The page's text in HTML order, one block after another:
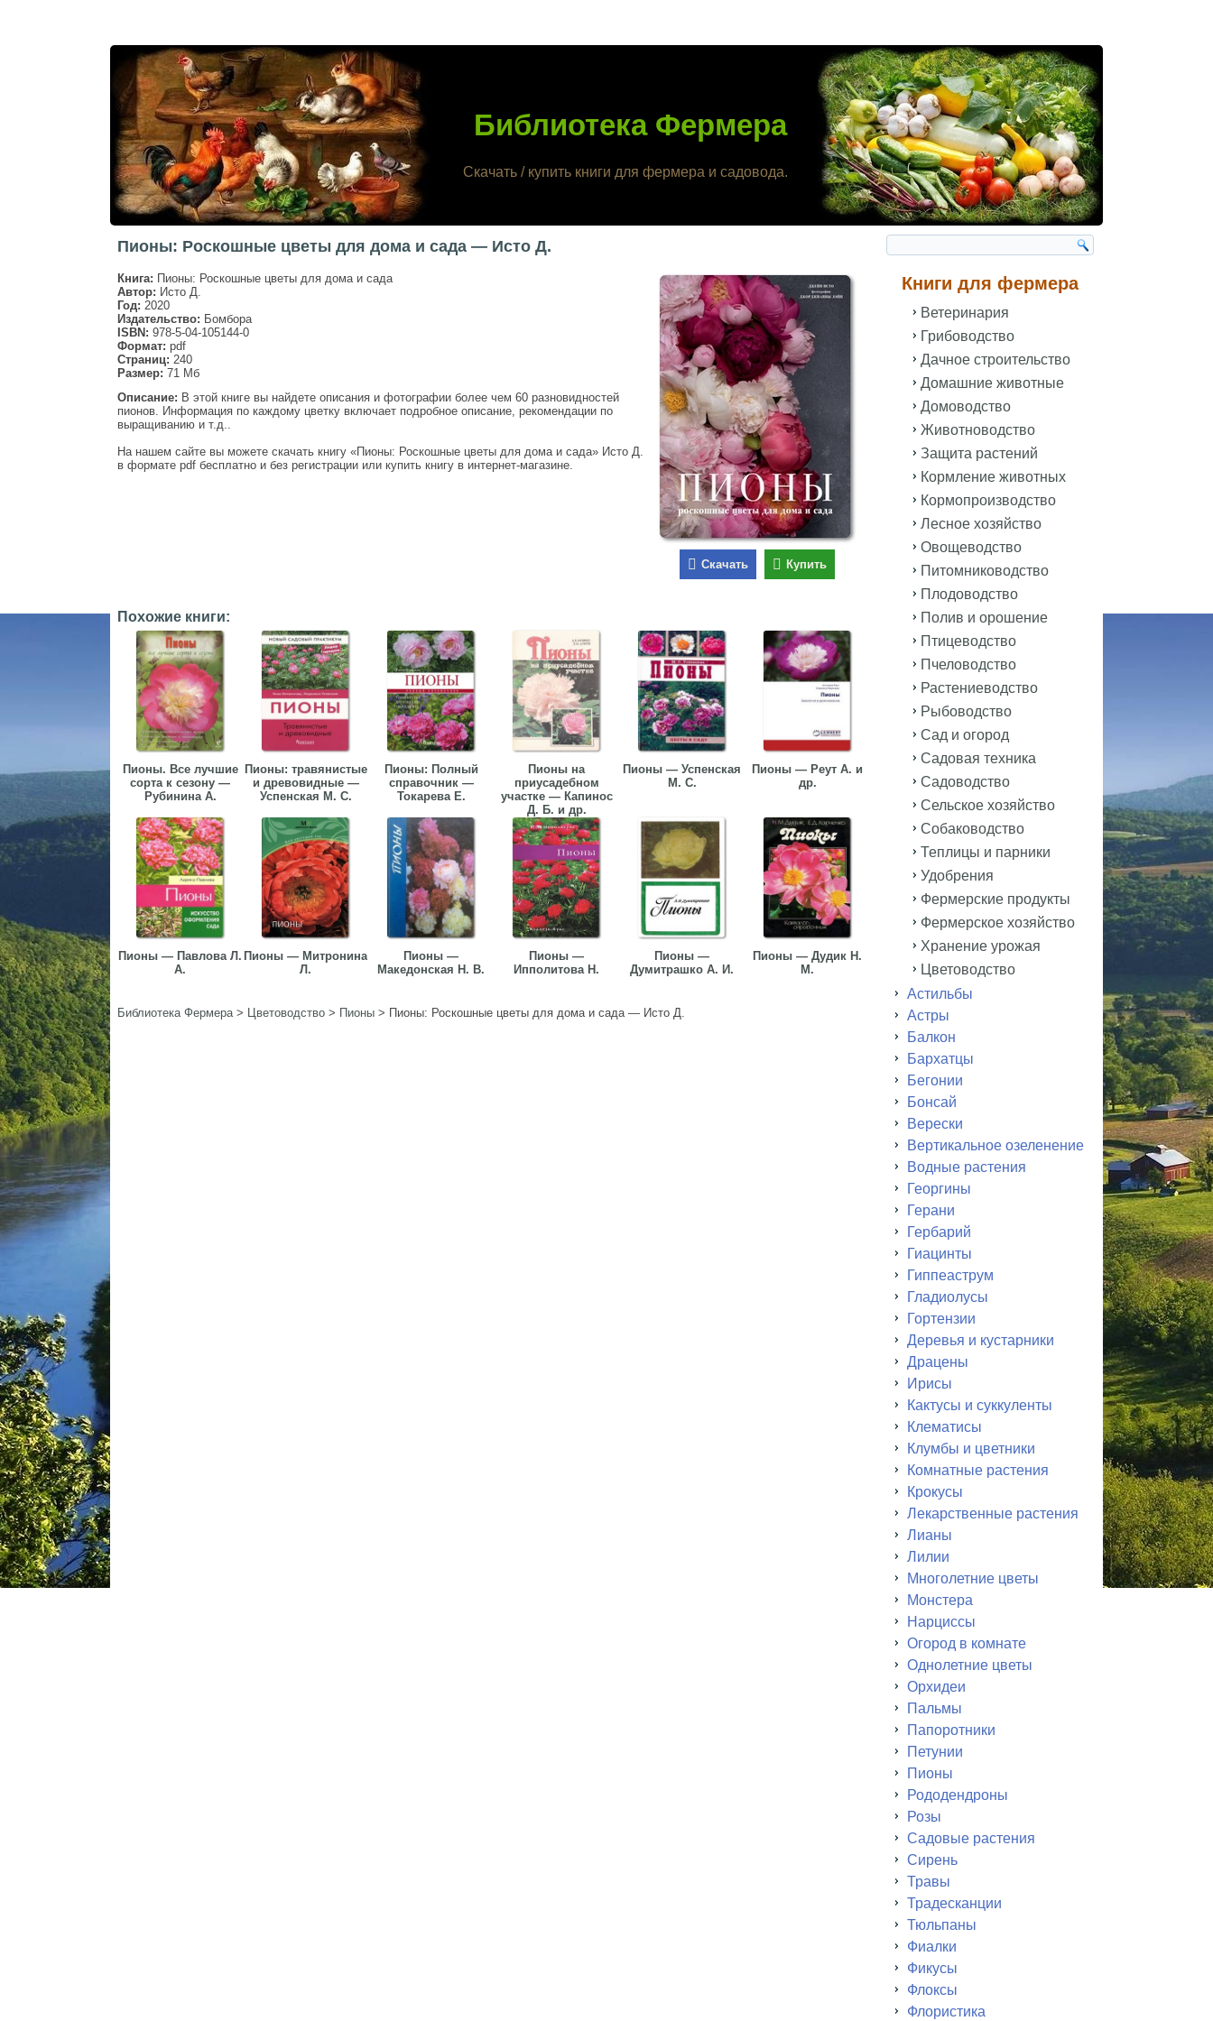
Библиотека Фермера
Скачать / купить книги для фермера и садовода.
Пионы: Роскошные цветы для дома и сада — Исто Д.
Скачать Купить
Книга: Пионы: Роскошные цветы для дома и сада
Автор: Исто Д.
Год: 2020
Издательство: Бомбора
ISBN: 978-5-04-105144-0
Формат: pdf
Страниц: 240
Размер: 71 Мб
Описание: В этой книге вы найдете описания и фотографии более чем 60 разновидностей
пионов. Информация по каждому цветку включает подробное описание, рекомендации по
выращиванию и т.д..
На нашем сайте вы можете скачать книгу «Пионы: Роскошные цветы для дома и сада» Исто Д.
в формате pdf бесплатно и без регистрации или купить книгу в интернет-магазине.
Похожие книги:
Пионы. Все лучшие
сорта к сезону —
Рубинина А.
Пионы: травянистые
и древовидные —
Успенская М. С.
Пионы: Полный
справочник —
Токарева Е.
Пионы на
приусадебном
участке — Капинос
Д. Б. и др.
Пионы — Успенская
М. С.
Пионы — Реут А. и
др.
Пионы — Павлова Л.
А.
Пионы — Митронина
Л.
Пионы —
Македонская Н. В.
Пионы —
Ипполитова Н.
Пионы —
Думитрашко А. И.
Пионы — Дудик Н.
М.
Библиотека Фермера> Цветоводство > Пионы > Пионы: Роскошные цветы для дома и сада — Исто Д.
Книги для фермера
Ветеринария
Грибоводство
Дачное строительство
Домашние животные
Домоводство
Животноводство
Защита растений
Кормление животных
Кормопроизводство
Лесное хозяйство
Овощеводство
Питомниководство
Плодоводство
Полив и орошение
Птицеводство
Пчеловодство
Растениеводство
Рыбоводство
Сад и огород
Садовая техника
Садоводство
Сельское хозяйство
Собаководство
Теплицы и парники
Удобрения
Фермерские продукты
Фермерское хозяйство
Хранение урожая
Цветоводство
Астильбы
Астры
Балкон
Бархатцы
Бегонии
Бонсай
Верески
Вертикальное озеленение
Водные растения
Георгины
Герани
Гербарий
Гиацинты
Гиппеаструм
Гладиолусы
Гортензии
Деревья и кустарники
Драцены
Ирисы
Кактусы и суккуленты
Клематисы
Клумбы и цветники
Комнатные растения
Крокусы
Лекарственные растения
Лианы
Лилии
Многолетние цветы
Монстера
Нарциссы
Огород в комнате
Однолетние цветы
Орхидеи
Пальмы
Папоротники
Петунии
Пионы
Рододендроны
Розы
Садовые растения
Сирень
Травы
Традесканции
Тюльпаны
Фиалки
Фикусы
Флоксы
Флористика